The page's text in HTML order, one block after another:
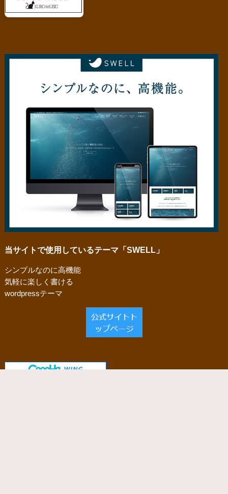
当サイトで使用しているテーマ「SWELL」
シンプルなのに高機能
気軽に楽しく書ける
wordpressテーマ